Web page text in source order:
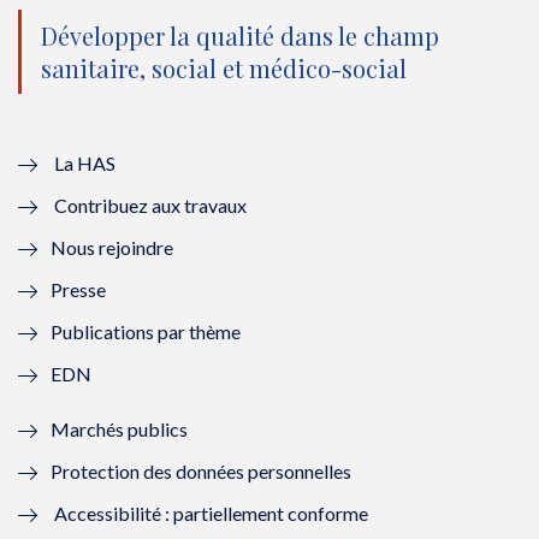
o
u
l
l
f
n
ê
t
n
o
e
e
n
ê
o
u
ê
t
n
o
ê
Développer la qualité dans le champ
sanitaire, social et médico-social
La HAS
Contribuez aux travaux
Nous rejoindre
Presse
Publications par thème
EDN
Marchés publics
Protection des données personnelles
Accessibilité : partiellement conforme